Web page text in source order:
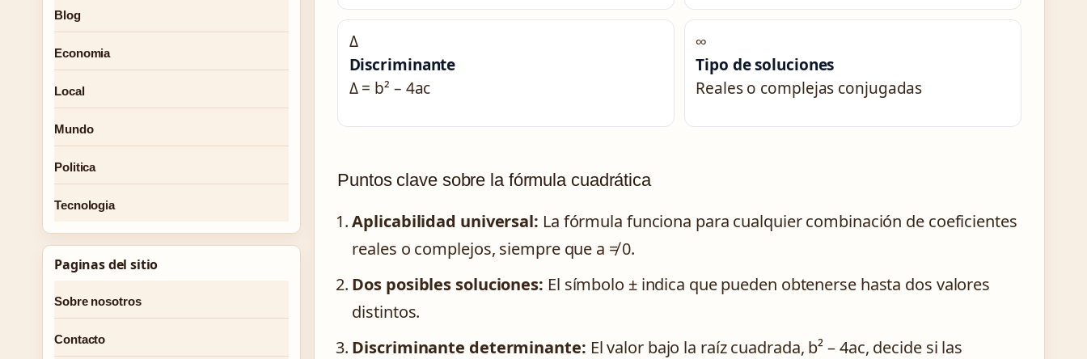
Δ
Discriminante
Δ = b² – 4ac
∞
Tipo de soluciones
Reales o complejas conjugadas
Puntos clave sobre la fórmula cuadrática
Aplicabilidad universal: La fórmula funciona para cualquier combinación de coeficientes
reales o complejos, siempre que a ≠ 0.
Dos posibles soluciones: El símbolo ± indica que pueden obtenerse hasta dos valores
distintos.
Discriminante determinante: El valor bajo la raíz cuadrada, b² – 4ac, decide si las
Blog
Economia
Local
Mundo
Politica
Tecnologia
Paginas del sitio
Sobre nosotros
Contacto